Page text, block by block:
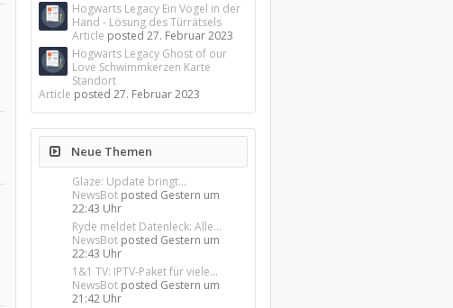
Hogwarts Legacy Ein Vogel in der
Hand - Lösung des Türrätsels
Article posted27. Februar 2023
Hogwarts Legacy Ghost of our
Love Schwimmkerzen Karte
Standort
Article posted27. Februar 2023
Neue Themen
Glaze: Update bringt...
NewsBot posted Gestern um
22:43 Uhr
Ryde meldet Datenleck: Alle...
NewsBot posted Gestern um
22:43 Uhr
1&1 TV: IPTV-Paket für viele...
NewsBot posted Gestern um
21:42 Uhr